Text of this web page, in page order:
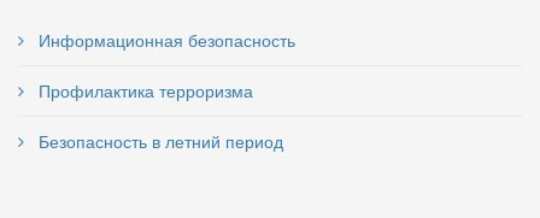
Информационная безопасность
Профилактика терроризма
Безопасность в летний период